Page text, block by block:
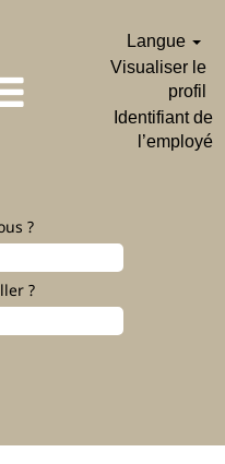
Langue
Visualiser le
profil
Identifiant de
l’employé
?
?